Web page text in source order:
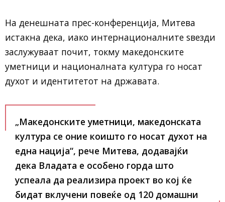
На денешната прес-конференција, Митева
истакна дека, иако интернационалните ѕвезди
заслужуваат почит, токму македонските
уметници и националната култура го носат
духот и идентитетот на државата.
„Македонските уметници, македонската
култура се оние коишто го носат духот на
една нација“, рече Митева, додавајќи
дека Владата е особено горда што
успеала да реализира проект во кој ќе
бидат вклучени повеќе од 120 домашни